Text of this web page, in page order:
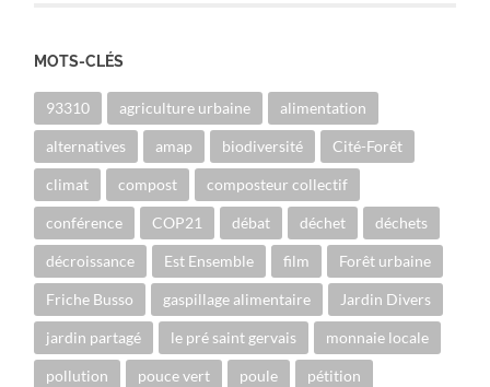
MOTS-CLÉS
93310 agriculture urbaine alimentation
alternatives amap biodiversité Cité-Forêt
climat compost composteur collectif
conférence COP21 débat déchet déchets
décroissance Est Ensemble film Forêt urbaine
Friche Busso gaspillage alimentaire Jardin Divers
jardin partagé le pré saint gervais monnaie locale
pollution pouce vert poule pétition